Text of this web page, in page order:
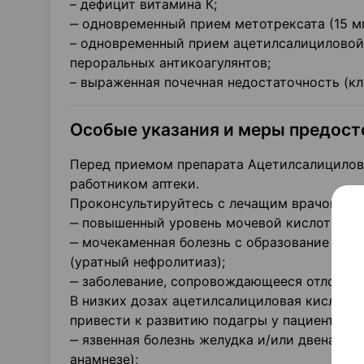
– дефицит витамина К;
‒ одновременный прием метотрексата (15
– одновременный прием
пероральных антикоагулянтов;
– выраженная почечная недостаточность
Особые указания и меры
Перед приемом препарата
работником аптеки.
Проконсультируйтесь с лечащим врачом
‒ повышенный уровень мочевой кислоты в
‒ мочекаменная болезнь с образование
(уратный нефролитиаз);
‒ заболевание, сопровождающееся
В низких дозах ацетилсалициловая
привести к развитию подагры у пациентов
‒ язвенная болезнь желудка и/или
анамнезе);